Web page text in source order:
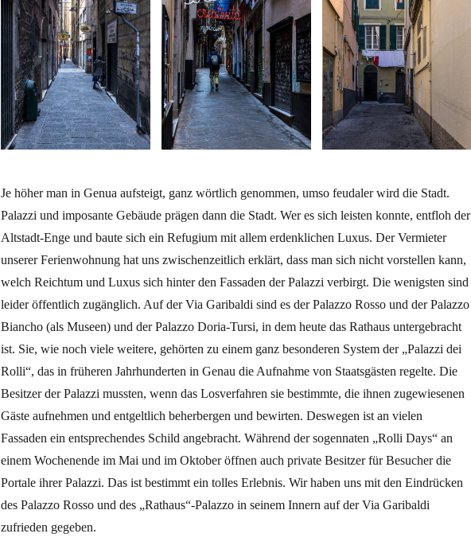
Je höher man in Genua aufsteigt, ganz wörtlich genommen, umso feudaler wird die Stadt.
Palazzi und imposante Gebäude prägen dann die Stadt. Wer es sich leisten konnte, entfloh der
Altstadt-Enge und baute sich ein Refugium mit allem erdenklichen Luxus. Der Vermieter
unserer Ferienwohnung hat uns zwischenzeitlich erklärt, dass man sich nicht vorstellen kann,
welch Reichtum und Luxus sich hinter den Fassaden der Palazzi verbirgt. Die wenigsten sind
leider öffentlich zugänglich. Auf der Via Garibaldi sind es der Palazzo Rosso und der Palazzo
Biancho (als Museen) und der Palazzo Doria-Tursi, in dem heute das Rathaus untergebracht
ist. Sie, wie noch viele weitere, gehörten zu einem ganz besonderen System der „Palazzi dei
Rolli“, das in früheren Jahrhunderten in Genau die Aufnahme von Staatsgästen regelte. Die
Besitzer der Palazzi mussten, wenn das Losverfahren sie bestimmte, die ihnen zugewiesenen
Gäste aufnehmen und entgeltlich beherbergen und bewirten. Deswegen ist an vielen
Fassaden ein entsprechendes Schild angebracht. Während der sogennaten „Rolli Days“ an
einem Wochenende im Mai und im Oktober öffnen auch private Besitzer für Besucher die
Portale ihrer Palazzi. Das ist bestimmt ein tolles Erlebnis. Wir haben uns mit den Eindrücken
des Palazzo Rosso und des „Rathaus“-Palazzo in seinem Innern auf der Via Garibaldi
zufrieden gegeben.